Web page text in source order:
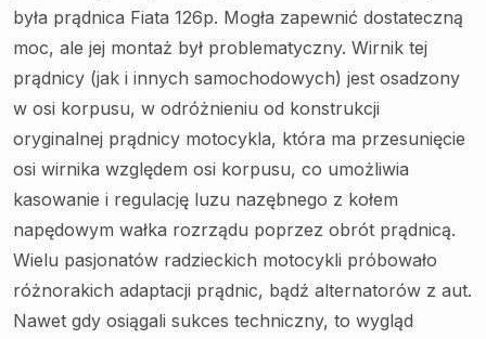
była prądnica Fiata 126p. Mogła zapewnić dostateczną
moc, ale jej montaż był problematyczny. Wirnik tej
prądnicy (jak i innych samochodowych) jest osadzony
w osi korpusu, w odróżnieniu od konstrukcji
oryginalnej prądnicy motocykla, która ma przesunięcie
osi wirnika względem osi korpusu, co umożliwia
kasowanie i regulację luzu nazębnego z kołem
napędowym wałka rozrządu poprzez obrót prądnicą.
Wielu pasjonatów radzieckich motocykli próbowało
różnorakich adaptacji prądnic, bądź alternatorów z aut.
Nawet gdy osiągali sukces techniczny, to wygląd